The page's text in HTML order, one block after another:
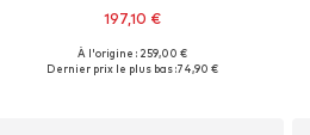
197,10 €
Tailles disponibles: One Size
À l'origine : 259,00 €
Dernier prix le plus bas :74,90 €